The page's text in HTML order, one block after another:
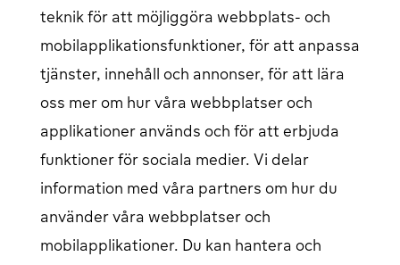
Hjälpcenter
Artiklar
Vårt laddnätverk
Logga in
EV förare login
öppnas i ett nytt fönster
Företag login
öppnas i ett nytt fönster
Följ oss på sociala medier
teknik för att möjliggöra webbplats- och
mobilapplikationsfunktioner, för att anpassa
tjänster, innehåll och annonser, för att lära
oss mer om hur våra webbplatser och
applikationer används och för att erbjuda
funktioner för sociala medier. Vi delar
information med våra partners om hur du
använder våra webbplatser och
mobilapplikationer. Du kan hantera och